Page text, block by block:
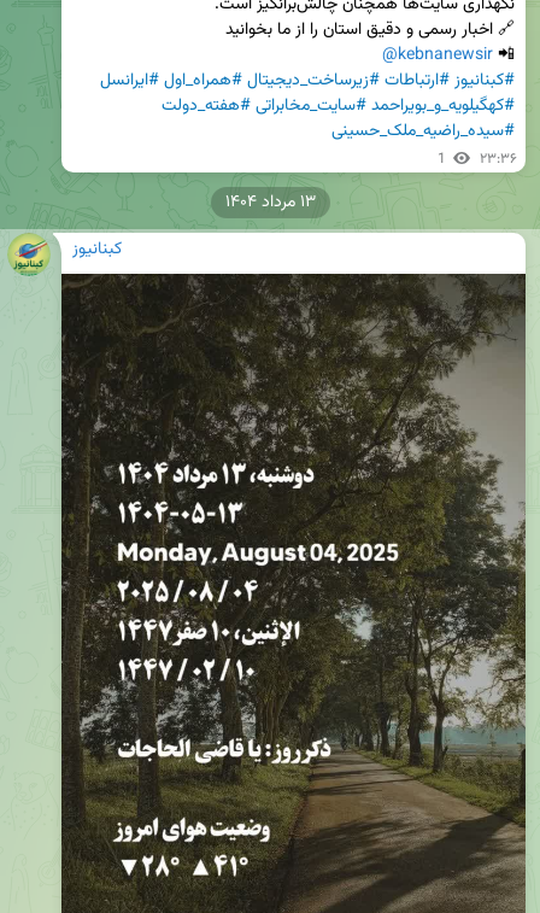
📲
@kebnanewsir
#کبنانیوز#ارتباطات#زیرساخت_دیجیتال#همراه_اول#ایرانسل
#کهگیلویه_و_بویراحمد#سایت_مخابراتی#هفته_دولت
#سیده_راضیه_ملک_حسینی
1 ۲۳:۳۶
کبنانیوز
۱۳ مرداد ۱۴۰۴